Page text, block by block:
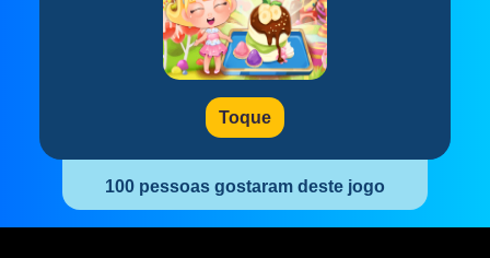
Toque
100 pessoas gostaram deste jogo